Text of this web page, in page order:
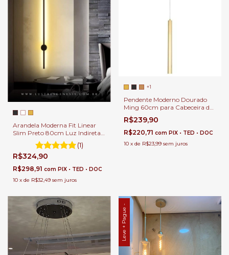
Arandela Moderna Fit Linear
Slim Preto 80cm Luz Indireta
de LED para Quarto, Cabeceira
de Cama, Lavabo, Corredor e
Escritórios
(1)
R$324,90
R$298,91 com PIX • TED • DOC
10 x de R$32,49 sem juros
+1
Pendente Moderno Dourado
Ming 60cm para Cabeceira de
Cama, Balcão de Cozinha,
Quartos e Lavabo.
R$239,90
R$220,71 com PIX • TED • DOC
10 x de R$23,99 sem juros
Leve + Pague -